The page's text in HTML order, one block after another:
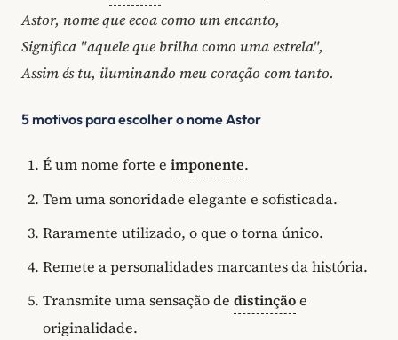
Astor, nome que ecoa como um encanto,
Significa "aquele que brilha como uma estrela",
Assim és tu, iluminando meu coração com tanto.
5 motivos para escolher o nome Astor
É um nome forte e imponente.
Tem uma sonoridade elegante e sofisticada.
Raramente utilizado, o que o torna único.
Remete a personalidades marcantes da história.
Transmite uma sensação de distinçãoe
originalidade.